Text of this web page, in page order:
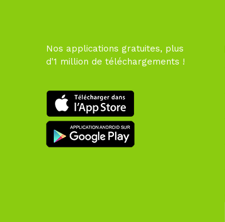
Nos applications gratuites, plus
d'1 million de téléchargements !